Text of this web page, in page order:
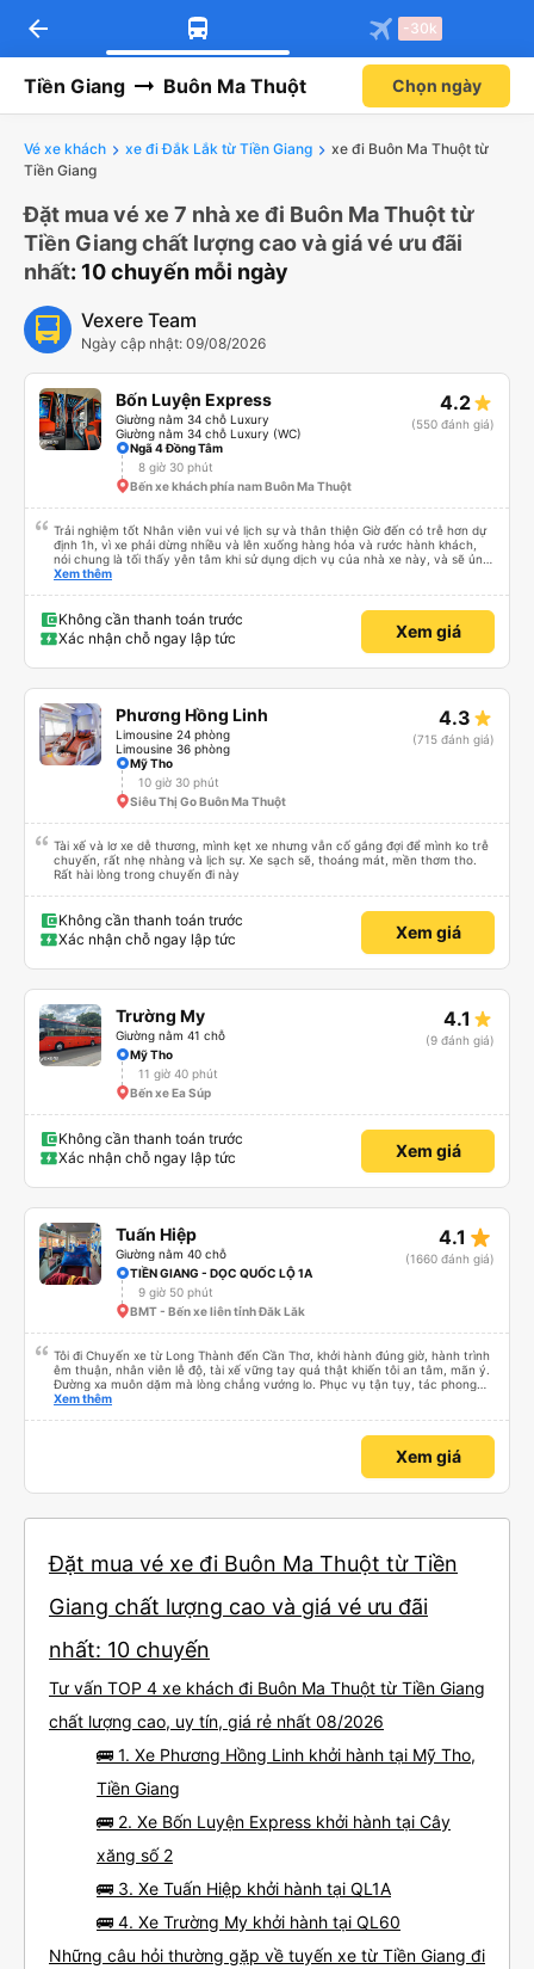
arrow_back -30k
Tiền Giang Buôn Ma Thuột Chọn ngày
Vé xe khách xe đi Đắk Lắk từ Tiền Giang
xe đi Buôn Ma Thuột từ
Tiền Giang
Đặt mua vé xe 7 nhà xe đi Buôn Ma Thuột từ
Tiền Giang chất lượng cao và giá vé ưu đãi
nhất: 10 chuyến mỗi ngày
Vexere Team
Ngày cập nhật: 09/08/2026
Bốn Luyện Express
Giường nằm 34 chỗ Luxury
Giường nằm 34 chỗ Luxury (WC)
4.2
(550 đánh giá)
Ngã 4 Đồng Tâm
8 giờ 30 phút
Bến xe khách phía nam Buôn Ma Thuột
Trải nghiệm tốt Nhân viên vui vẻ lịch sự và thân thiện Giờ đến có trễ hơn dự
định 1h, vì xe phải dừng nhiều và lên xuống hàng hóa và rước hành khách,
nói chung là tối thấy yên tâm khi sử dụng dịch vụ của nhà xe này, và sẽ ủng
hộ và giới thiệu cho người thân sử dụng dịch vụ của nhà xe này
Xem thêm
Không cần thanh toán trước
Xác nhận chỗ ngay lập tức
Xem giá
Phương Hồng Linh
Limousine 24 phòng
Limousine 36 phòng
4.3
(715 đánh giá)
Mỹ Tho
10 giờ 30 phút
Siêu Thị Go Buôn Ma Thuột
Tài xế và lơ xe dễ thương, mình kẹt xe nhưng vẫn cố gắng đợi để mình ko trễ
chuyến, rất nhẹ nhàng và lịch sự. Xe sạch sẽ, thoáng mát, mền thơm tho.
Rất hài lòng trong chuyến đi này
Không cần thanh toán trước
Xác nhận chỗ ngay lập tức
Xem giá
Trường My
Giường nằm 41 chỗ
4.1
(9 đánh giá)
Mỹ Tho
11 giờ 40 phút
Bến xe Ea Súp
Không cần thanh toán trước
Xác nhận chỗ ngay lập tức
Xem giá
Tuấn Hiệp
Giường nằm 40 chỗ
4.1 star_rate
(1660 đánh giá)
TIỀN GIANG - DỌC QUỐC LỘ 1A
9 giờ 50 phút
BMT - Bến xe liên tỉnh Đăk Lăk
Tôi đi Chuyến xe từ Long Thành đến Cần Thơ, khởi hành đúng giờ, hành trình
êm thuận, nhân viên lễ độ, tài xế vững tay quả thật khiến tôi an tâm, mãn ý.
Đường xa muôn dặm mà lòng chẳng vướng lo. Phục vụ tận tụy, tác phong
nghiêm cẩn, hiếm thấy giữa thời buổi kim tiền vội vã. Xã hội loạn đạo. Xin gửi
Xem thêm
Xem giá
Đặt mua vé xe đi Buôn Ma Thuột từ Tiền
Giang chất lượng cao và giá vé ưu đãi
nhất: 10 chuyến
Tư vấn TOP 4 xe khách đi Buôn Ma Thuột từ Tiền Giang
chất lượng cao, uy tín, giá rẻ nhất 08/2026
🚌 1. Xe Phương Hồng Linh khởi hành tại Mỹ Tho,
Tiền Giang
🚌 2. Xe Bốn Luyện Express khởi hành tại Cây
xăng số 2
🚌 3. Xe Tuấn Hiệp khởi hành tại QL1A
🚌 4. Xe Trường My khởi hành tại QL60
Những câu hỏi thường gặp về tuyến xe từ Tiền Giang đi